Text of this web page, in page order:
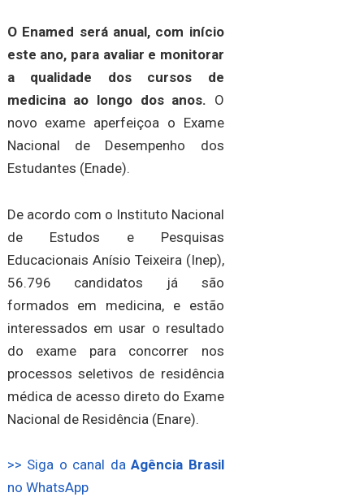
O Enamed será anual, com início
este ano, para avaliar e monitorar
a qualidade dos cursos de
medicina ao longo dos anos. O
novo exame aperfeiçoa o Exame
Nacional de Desempenho dos
Estudantes (Enade).
De acordo com o Instituto Nacional
de Estudos e Pesquisas
Educacionais Anísio Teixeira (Inep),
56.796 candidatos já são
formados em medicina, e estão
interessados em usar o resultado
do exame para concorrer nos
processos seletivos de residência
médica de acesso direto do Exame
Nacional de Residência (Enare).
>> Siga o canal daAgência Brasil
no WhatsApp